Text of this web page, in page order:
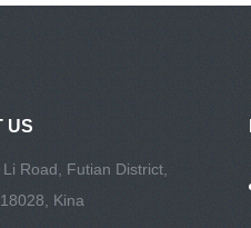
US
Road, Futian District,
Kina